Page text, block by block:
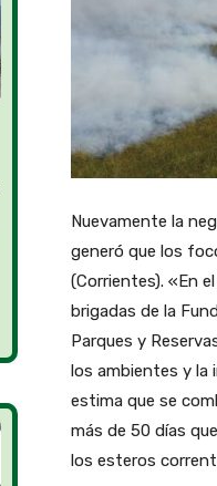
Nuevamente la
generó que los
(Corrientes). «En
brigadas de la
Parques y
los ambientes y la
estima que se
más de 50 días
los esteros